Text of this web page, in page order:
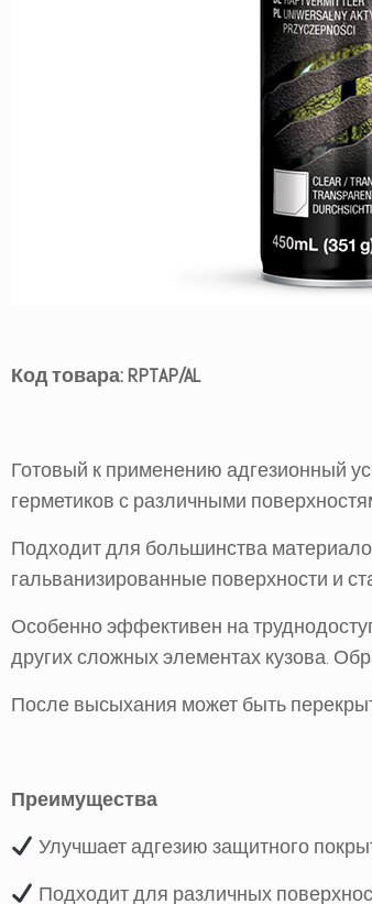
Код товара: RPTAP/AL
Готовый к применению адгезионный
герметиков с различными
Подходит для большинства
гальванизированные поверхности и
Особенно эффективен на
других сложных элементах кузова.
После высыхания может быть
Преимущества
Улучшает адгезию защитного
Подходит для различных